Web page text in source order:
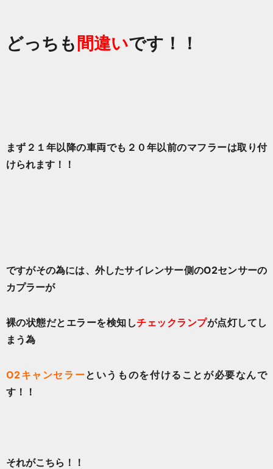
どっちも 間違いです！！
まず２１年以降の車両でも２０年以前のマフラーは取り付
けられます！！
ですがその為には、外したサイレンサー側のO2センサーの
カプラーが
裸の状態だとエラーを検知しチェックランプが点灯してし
まう為
O2キャンセラーというものを付けることが必要なんで
す！！
それがこちら！！